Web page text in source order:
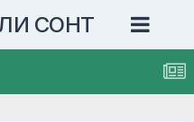
СОНТ